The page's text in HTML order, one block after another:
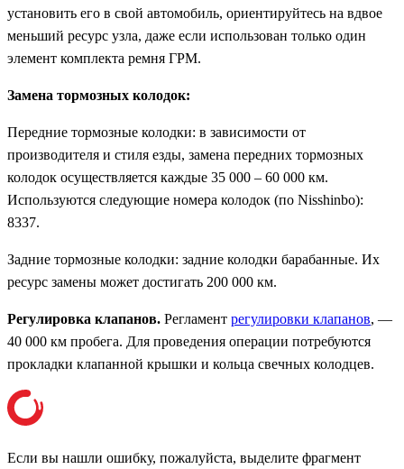
установить его в свой автомобиль, ориентируйтесь на вдвое
меньший ресурс узла, даже если использован только один
элемент комплекта ремня ГРМ.
Замена тормозных колодок:
Передние тормозные колодки: в зависимости от
производителя и стиля езды, замена передних тормозных
колодок осуществляется каждые 35 000 – 60 000 км.
Используются следующие номера колодок (по Nisshinbo):
8337.
Задние тормозные колодки: задние колодки барабанные. Их
ресурс замены может достигать 200 000 км.
Регулировка клапанов. Регламент регулировки клапанов, —
40 000 км пробега. Для проведения операции потребуются
прокладки клапанной крышки и кольца свечных колодцев.
Если вы нашли ошибку, пожалуйста, выделите фрагмент